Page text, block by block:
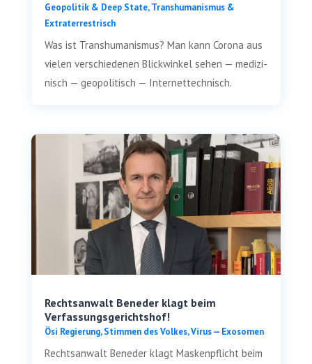
Geo­po­li­tik & Deep Sta­te,Trans­hu­ma­nis­mus &
Extraterrestrisch
Was ist Trans­hu­ma­nis­mus? Man kann Coro­na aus
vie­len ver­schie­de­nen Blick­win­kel sehen — medi­zi­
nisch — geo­po­li­tisch — Internettechnisch.
Rechtsanwalt Beneder klagt beim
Verfassungsgerichtshof!
Ösi Regie­rung,Stim­men des Vol­kes,Virus — Exosomen
Rechts­an­walt Bene­der klagt Mas­ken­pflicht beim